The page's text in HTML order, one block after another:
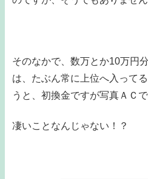
そのなかで、数万とか10万円
は、たぶん常に上位へ入って
うと、初換金ですが写真ＡＣ
凄いことなんじゃない！？